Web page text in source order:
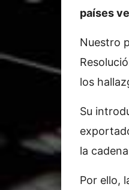
países
Nuestro
los
Su
la
Por ello,